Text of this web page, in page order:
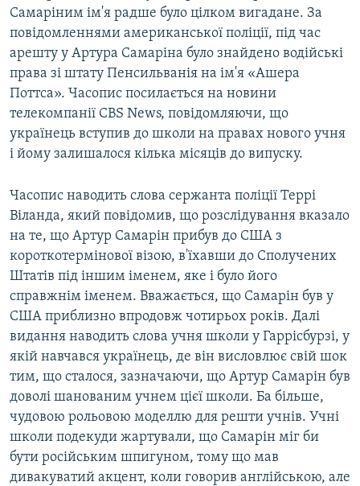
Самаріним ім'я радше було цілком вигадане. За
повідомленнями американської поліції, під час
арешту у Артура Самаріна було знайдено водійські
права зі штату Пенсильванія на ім'я «Ашера
Поттса». Часопис посилається на новини
телекомпанії CBS News, повідомляючи, що
українець вступив до школи на правах нового учня
і йому залишалося кілька місяців до випуску.
Часопис наводить слова сержанта поліції Террі
Віланда, який повідомив, що розслідування вказало
на те, що Артур Самарін прибув до США з
короткотермінової візою, в'їхавши до Сполучених
Штатів під іншим іменем, яке і було його
справжнім іменем. Вважається, що Самарін був у
США приблизно впродовж чотирьох років. Далі
видання наводить слова учня школи у Гаррісбурзі, у
якій навчався українець, де він висловлює свій шок
тим, що сталося, зазначаючи, що Артур Самарін був
доволі шанованим учнем цієї школи. Ба більше,
чудовою рольовою моделлю для решти учнів. Учні
школи подекуди жартували, що Самарін міг би
бути російським шпигуном, тому що мав
дивакуватий акцент, коли говорив англійською, але